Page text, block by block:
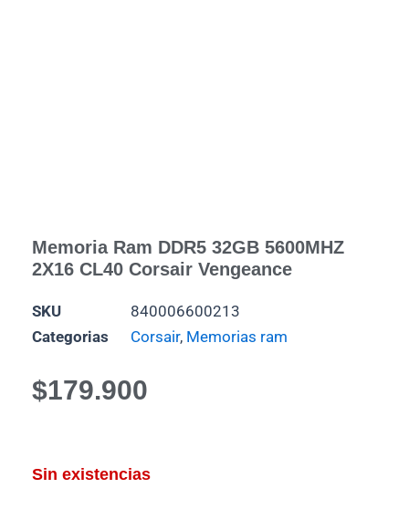
Memoria Ram DDR5 32GB 5600MHZ
2X16 CL40 Corsair Vengeance
SKU
840006600213
Categorias
Corsair, Memorias ram
$179.900
Sin existencias